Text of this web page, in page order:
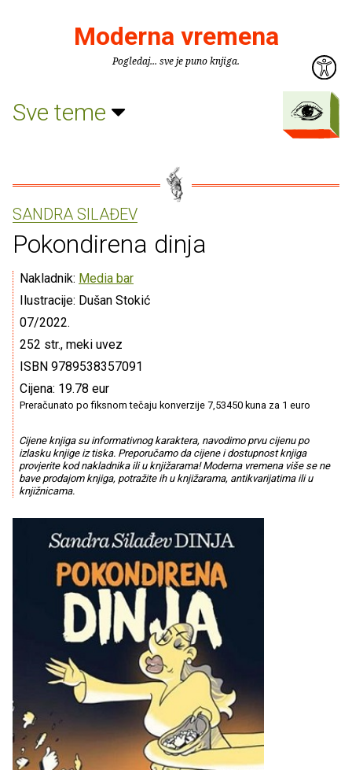
Moderna vremena
Pogledaj... sve je puno knjiga.
Sve teme
SANDRA SILAĐEV
Pokondirena dinja
Nakladnik: Media bar
Ilustracije: Dušan Stokić
07/2022.
252 str., meki uvez
ISBN 9789538357091
Cijena: 19.78 eur
Preračunato po fiksnom tečaju konverzije 7,53450 kuna za 1 euro
Cijene knjiga su informativnog karaktera, navodimo prvu cijenu po
izlasku knjige iz tiska. Preporučamo da cijene i dostupnost knjiga
provjerite kod nakladnika ili u knjižarama! Moderna vremena više se ne
bave prodajom knjiga, potražite ih u knjižarama, antikvarijatima ili u
knjižnicama.